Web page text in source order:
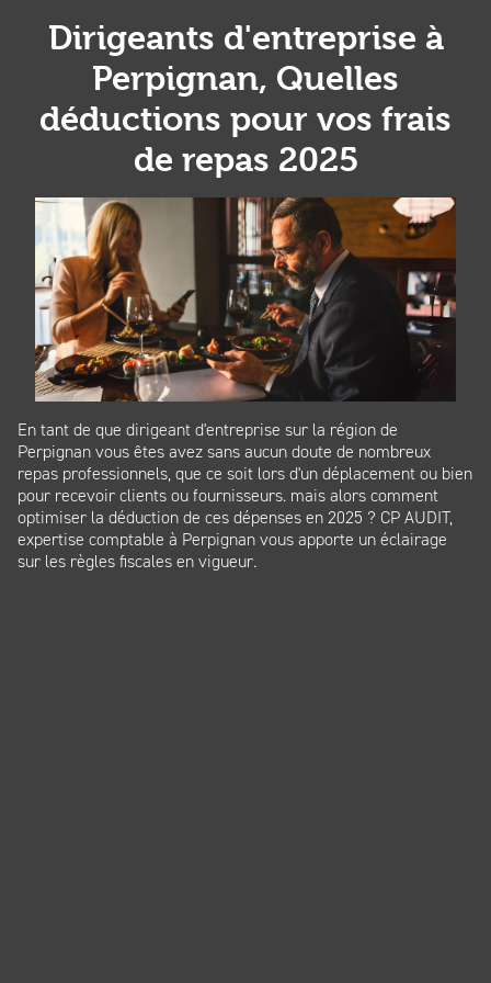
Dirigeants d'entreprise à
Perpignan, Quelles
déductions pour vos frais
de repas 2025
En tant de que dirigeant d'entreprise sur la région de
Perpignan vous êtes avez sans aucun doute de nombreux
repas professionnels, que ce soit lors d'un déplacement ou bien
pour recevoir clients ou fournisseurs. mais alors comment
optimiser la déduction de ces dépenses en 2025 ? CP AUDIT,
expertise comptable à Perpignan vous apporte un éclairage
sur les règles fiscales en vigueur.